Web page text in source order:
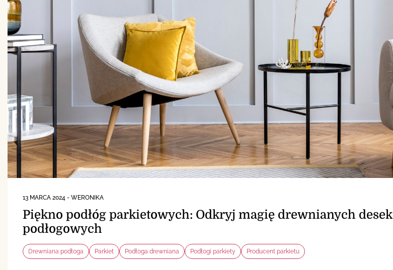
13 MARCA 2024 - WERONIKA
Piękno podłóg parkietowych: Odkryj magię drewnianych desek
podłogowych
Drewniana podłoga Parkiet Podłoga drewniana Podłogi parkiety Producent parkietu